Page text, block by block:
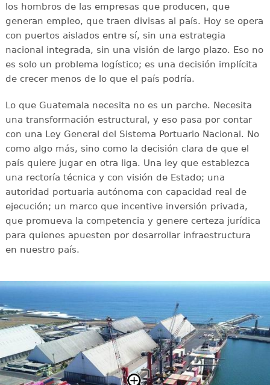
los hombros de las empresas que producen, que
generan empleo, que traen divisas al país. Hoy se opera
con puertos aislados entre sí, sin una estrategia
nacional integrada, sin una visión de largo plazo. Eso no
es solo un problema logístico; es una decisión implícita
de crecer menos de lo que el país podría.
Lo que Guatemala necesita no es un parche. Necesita
una transformación estructural, y eso pasa por contar
con una Ley General del Sistema Portuario Nacional. No
como algo más, sino como la decisión clara de que el
país quiere jugar en otra liga. Una ley que establezca
una rectoría técnica y con visión de Estado; una
autoridad portuaria autónoma con capacidad real de
ejecución; un marco que incentive inversión privada,
que promueva la competencia y genere certeza jurídica
para quienes apuesten por desarrollar infraestructura
en nuestro país.